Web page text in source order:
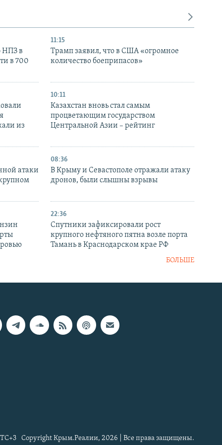
НПЗ в
в 700
11:15
Трамп заявил, что в США «огромное
количество боеприпасов»
из
10:11
Казахстан вновь стал самым
процветающим государством
Центральной Азии – рейтинг
атаки
08:36
В Крыму и Севастополе отражали атаку
дронов, были слышны взрывы
22:36
Спутники зафиксировали рост
крупного нефтяного пятна возле порта
Тамань в Краснодарском крае РФ
БОЛЬШЕ
Copyright Крым.Реалии, 2026 | Все права защищены.